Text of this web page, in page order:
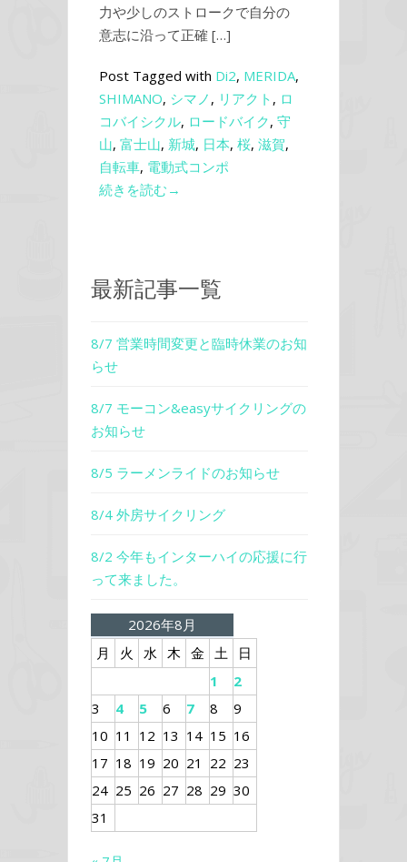
力や少しのストロークで自分の
意志に沿って正確 […]
Post Tagged with Di2, MERIDA,
SHIMANO, シマノ , リアクト , ロ
コバイシクル, ロードバイク, 守
山, 富士山, 新城, 日本, 桜, 滋賀,
自転車, 電動式コンポ
続きを読む→
最新記事一覧
8/7 営業時間変更と臨時休業のお知
らせ
8/7 モーコン&easyサイクリングの
お知らせ
8/5 ラーメンライドのお知らせ
8/4 外房サイクリング
8/2 今年もインターハイの応援に行
って来ました。
2026年8月
月
火 水 木 金 土
日
1
2
3
4 5 6 7 8
9
10 11 12 13 14 15 16
17 18 19 20 21 22 23
24 25 26 27 28 29 30
31